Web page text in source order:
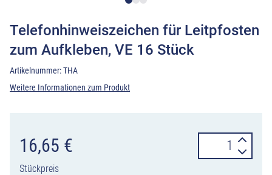
Telefonhinweiszeichen für Leitpfosten
zum Aufkleben, VE 16 Stück
Artikelnummer:THA
Weitere Informationen zum Produkt
16,65 €
Stückpreis
für